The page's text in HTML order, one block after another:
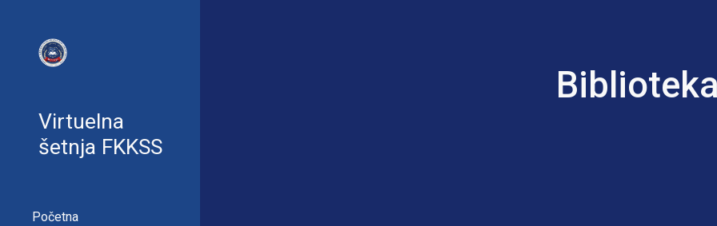
Virtuelna
šetnja FKKSS
Početna
Biblioteka